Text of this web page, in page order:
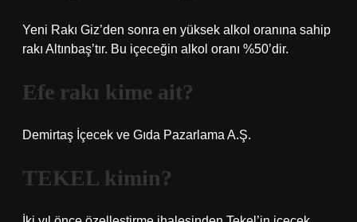
Yeni Rakı Giz’den sonra en yüksek alkol oranına sahip
rakı Altınbaş’tır. Bu içeceğin alkol oranı %50’dir.
Efe rakı kime ait?
Demirtaş İçecek ve Gıda Pazarlama A.Ş.
TEKEL kimin?